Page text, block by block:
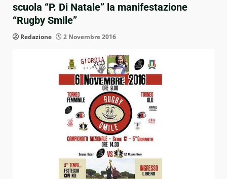
scuola “P. Di Natale” la manifestazione
“Rugby Smile”
Redazione 2 Novembre 2016